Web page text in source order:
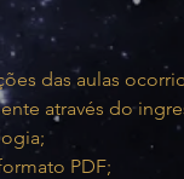
das aulas
através do
PDF;